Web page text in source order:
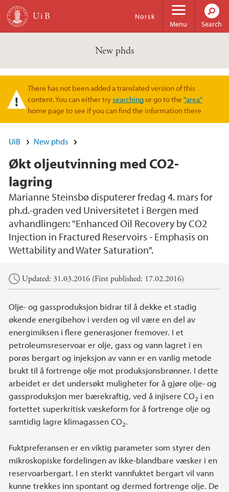
Skip to main content
Menu
Norsk
Search
New phds
Warning message
There has not been added a translated version of this
content. You can either trysearchingor go to the"area"
home page to see if you can find the information there
UiB New phds
Økt oljeutvinning med CO2-
lagring
Marianne Steinsbø disputerer fredag 4. mars for
ph.d.-graden ved Universitetet i Bergen med
avhandlingen: "Enhanced Oil Recovery by CO2
Injection in Fractured Reservoirs - Emphasis on
Wettability and Water Saturation".
Main content
Updated: 31.03.2016 (First published: 17.02.2016)
Olje- og gassproduksjon bidrar til å dekke et stadig
økende energibehov i verden og vil være en del av
energimiksen i flere generasjoner fremover. I et
petroleumsreservoar er olje, gass og vann lagret i en
porøs bergart og injeksjon av vann er en vanlig metode
brukt til å fortrenge olje mot produksjonsbrønner. I dette
arbeidet er det undersøkt muligheter for å gjøre olje- og
gassproduksjon mer bærekraftig, ved å injisere CO2 i en
fortettet superkritisk væskeform for å fortrenge olje og
samtidig lagre klimagassen CO2.
Fuktpreferansen er en viktig parameter som styrer den
mikroskopiske fordelingen av ikke-blandbare væsker i en
reservoarbergart. I en sterkt vannfuktet bergart vil vann
kunne trekkes inn spontant og dermed fortrenge olje. De